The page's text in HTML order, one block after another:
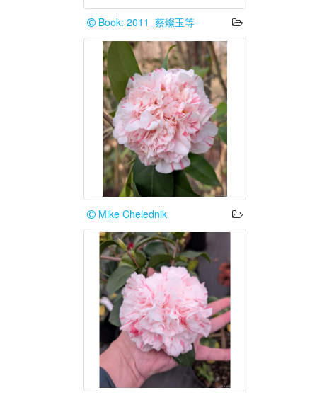
Book: 2011_蔡燦玉等
Mike Chelednik